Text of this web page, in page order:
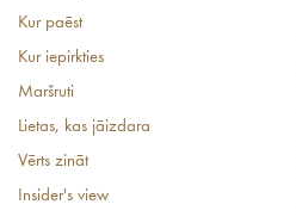
Kur paēst
Kur iepirkties
Maršruti
Lietas, kas jāizdara
Vērts zināt
Insider's view